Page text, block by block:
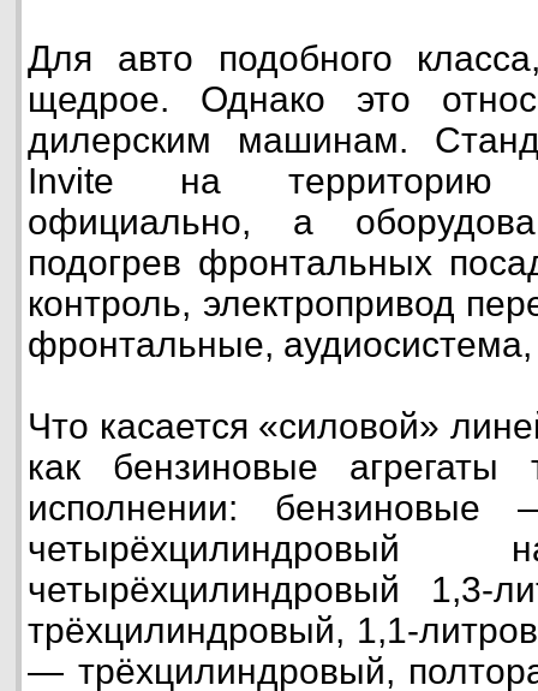
Для авто подобного
щедрое. Однако это
дилерским машинам.
Invite на территорию
официально, а
подогрев фронтальных
контроль, электропривод
фронтальные,
Что касается «силовой»
как бензиновые
исполнении: бензиновые
четырёхцилиндровый 1,3-
трёхцилиндровый, 1,1-
— трёхцилиндровый,